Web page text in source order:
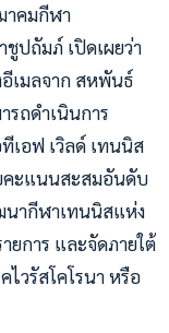
าคมกีฬา
ปถัมภ์ เปิดเผยว่า
เมลจาก สหพันธ์
รถดำเนินการ
เอฟ เวิลด์ เทนนิส
คะแนนสะสมอันดับ
นากีฬาเทนนิสแห่ง
ยการ และจัดภายใต้
ไวรัสโคโรนา หรือ